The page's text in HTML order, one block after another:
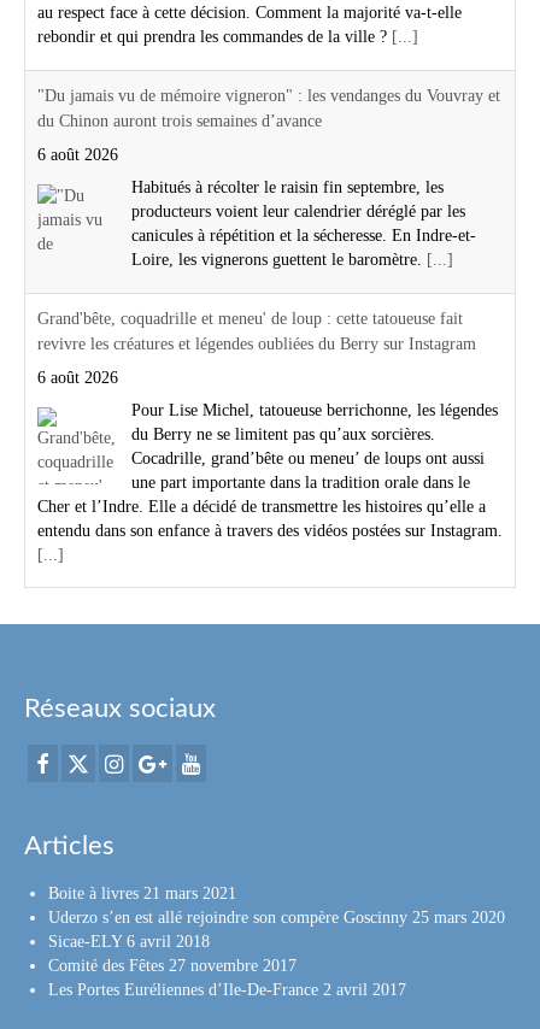
au respect face à cette décision. Comment la majorité va-t-elle
rebondir et qui prendra les commandes de la ville ? [...]
"Du jamais vu de mémoire vigneron" : les vendanges du Vouvray et
du Chinon auront trois semaines d’avance
6 août 2026
Habitués à récolter le raisin fin septembre, les
producteurs voient leur calendrier déréglé par les
canicules à répétition et la sécheresse. En Indre-et-
Loire, les vignerons guettent le baromètre. [...]
Grand'bête, coquadrille et meneu' de loup : cette tatoueuse fait
revivre les créatures et légendes oubliées du Berry sur Instagram
6 août 2026
Pour Lise Michel, tatoueuse berrichonne, les légendes
du Berry ne se limitent pas qu’aux sorcières.
Cocadrille, grand’bête ou meneu’ de loups ont aussi
une part importante dans la tradition orale dans le
Cher et l’Indre. Elle a décidé de transmettre les histoires qu’elle a
entendu dans son enfance à travers des vidéos postées sur Instagram.
[...]
Réseaux sociaux
Articles
Boite à livres 21 mars 2021
Uderzo s’en est allé rejoindre son compère Goscinny 25 mars 2020
Sicae-ELY 6 avril 2018
Comité des Fêtes 27 novembre 2017
Les Portes Euréliennes d’Ile-De-France 2 avril 2017